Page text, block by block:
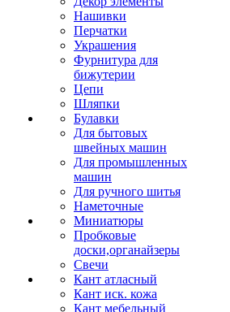
Нашивки
Перчатки
Украшения
Фурнитура для
бижутерии
Цепи
Шляпки
Булавки
Для бытовых
швейных машин
Для промышленных
машин
Для ручного шитья
Наметочные
Миниатюры
Пробковые
доски,органайзеры
Свечи
Кант атласный
Кант иск. кожа
Кант мебельный